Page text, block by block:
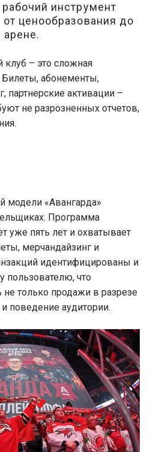
инструмент
ценообразования до
арене.
– это сложная
Билеты, абонементы,
партнерские активации –
не разрозненных отчетов,
модели «Авангарда»
Программа
уже пять лет и охватывает
мерчандайзинг и
идентифицированы и
пользователю, что
не только продажи в разрезе
поведение аудитории.